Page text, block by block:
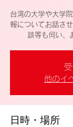
台湾の大学や大学
報についてお話さ
談等も伺い、
他のイ
日時・場所